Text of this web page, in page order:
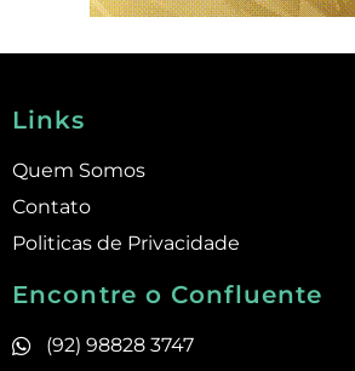
Links
Quem Somos
Contato
Politicas de Privacidade
Encontre o Confluente
(92) 98828 3747